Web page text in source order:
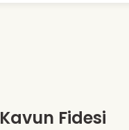
Fidesi